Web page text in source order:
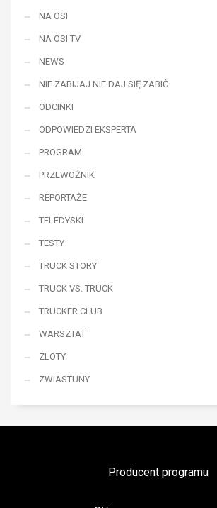
NA OSI
NA OSI TV
NEWS
NIE ZABIJAJ NIE DAJ SIĘ ZABIĆ
ODCINKI
ODPOWIEDZI EKSPERTA
PROGRAM
PRZEWOŹNIK
REPORTAŻE
TELEDYSKI
TESTY
TRUCK STORY
TRUCK VS. TRUCK
TRUCKER CLUB
WARSZTAT
ZLOTY
ZWIASTUNY
Producent programu